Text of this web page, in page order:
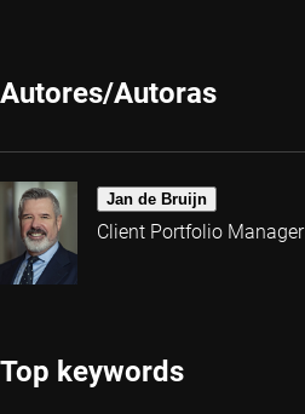
Autores/Autoras
Jan de Bruijn
Client Portfolio Manager
Top keywords